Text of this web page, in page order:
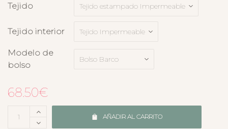
Tejido
Tejido interior
Modelo de
bolso
68.50€
AÑADIR AL CARRITO